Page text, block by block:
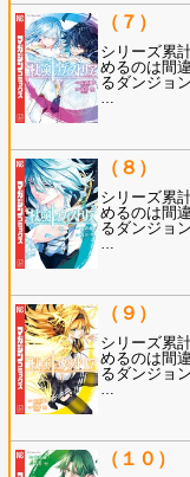
（７）
シリーズ累
めるのは間
るダンジョ
…
（８）
シリーズ累
めるのは間
るダンジョ
…
（９）
シリーズ累
めるのは間
るダンジョ
…
（１０）